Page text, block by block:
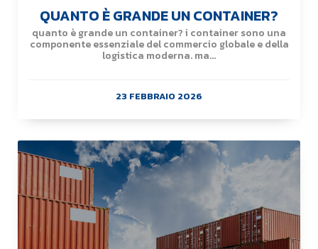
QUANTO È GRANDE UN CONTAINER?
quanto è grande un container? i container sono una
componente essenziale del commercio globale e della
logistica moderna. ma...
23 FEBBRAIO 2026